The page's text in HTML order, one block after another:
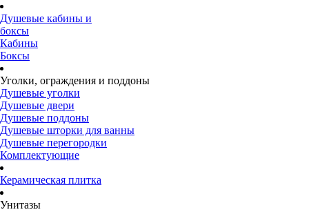
Душевые кабины и
боксы
Кабины
Боксы
Уголки, ограждения и поддоны
Душевые уголки
Душевые двери
Душевые поддоны
Душевые шторки для ванны
Душевые перегородки
Комплектующие
Керамическая плитка
Унитазы